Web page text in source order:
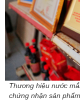
Thương hiệu nước
chứng nhận sản